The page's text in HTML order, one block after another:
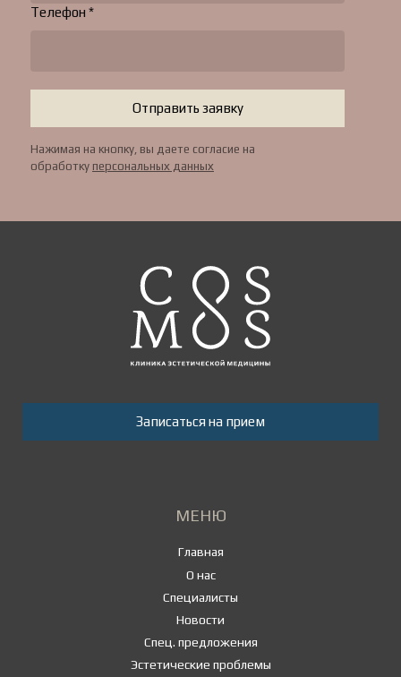
Телефон *
Отправить заявку
Нажимая на кнопку, вы даете согласие на
обработку персональных данных
Записаться на прием
МЕНЮ
Главная
О нас
Специалисты
Новости
Спец. предложения
Эстетические проблемы